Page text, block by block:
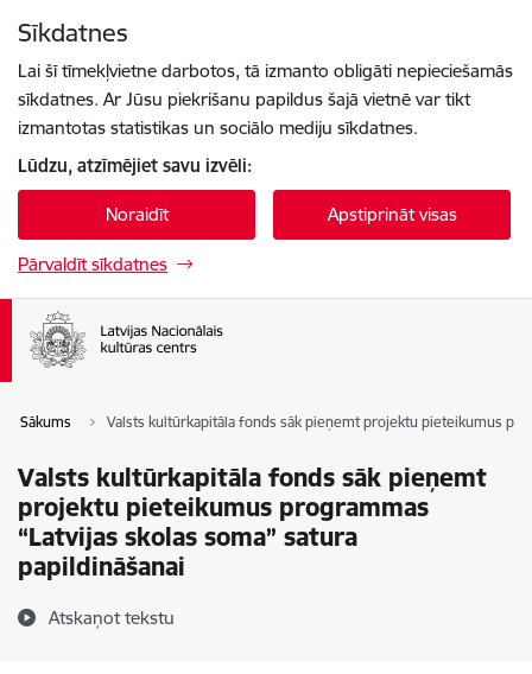
Sīkdatnes
Lai šī tīmekļvietne darbotos, tā izmanto obligāti nepieciešamās
sīkdatnes. Ar Jūsu piekrišanu papildus šajā vietnē var tikt
izmantotas statistikas un sociālo mediju sīkdatnes.
Lūdzu, atzīmējiet savu izvēli:
Noraidīt Apstiprināt visas
Pārvaldīt sīkdatnes
Sākums Valsts kultūrkapitāla fonds sāk pieņemt projektu pieteikumus
Valsts kultūrkapitāla fonds sāk pieņemt
projektu pieteikumus programmas
“Latvijas skolas soma” satura
papildināšanai
Atskaņot tekstu